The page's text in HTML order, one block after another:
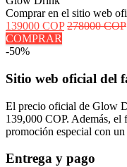
Comprar en el sitio web
139000 COP 278000 COP
COMPRAR
-50%
Sitio web oficial del
El precio oficial de Glow
139,000 COP. Además, el
promoción especial con
Entrega y pago